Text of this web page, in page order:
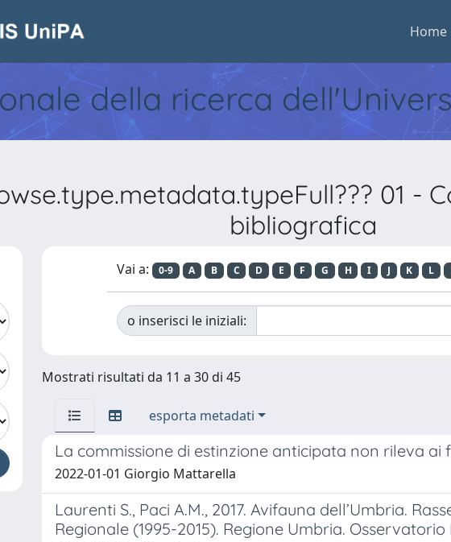
Home
della ricerca
01 -
bibliografica
Vai a: 0-9 A B C D E F G H I J K L
o inserisci le iniziali:
Mostrati risultati da 11 a 30 di 45
esporta metadati
La commissione di estinzione anticipata non rileva ai
2022-01-01 Giorgio Mattarella
Laurenti S., Paci A.M., 2017. Avifauna dell’Umbria.
Regionale (1995-2015). Regione Umbria.